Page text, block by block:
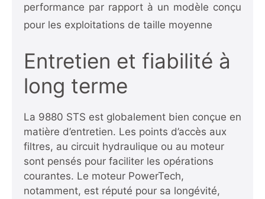
performance par rapport à un modèle conçu
pour les exploitations de taille moyenne
Entretien et fiabilité à
long terme
La 9880 STS est globalement bien conçue en
matière d’entretien. Les points d’accès aux
filtres, au circuit hydraulique ou au moteur
sont pensés pour faciliter les opérations
courantes. Le moteur PowerTech,
notamment, est réputé pour sa longévité,